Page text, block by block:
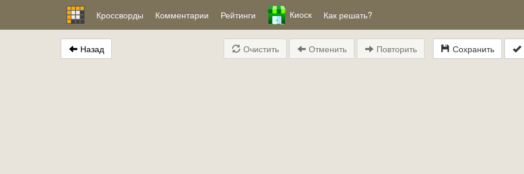
Кроссворды Комментарии Рейтинги Киоск Как решать?
Назад Сохранить
Очистить Отменить Повторить